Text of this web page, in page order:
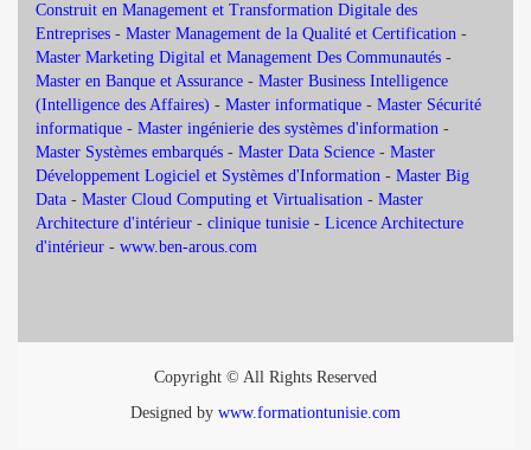
Construit en Management et Transformation Digitale des
Entreprises - Master Management de la Qualité et Certification -
Master Marketing Digital et Management Des Communautés -
Master en Banque et Assurance - Master Business Intelligence
(Intelligence des Affaires) - Master informatique - Master Sécurité
informatique - Master ingénierie des systèmes d'information -
Master Systèmes embarqués - Master Data Science - Master
Développement Logiciel et Systèmes d'Information - Master Big
Data - Master Cloud Computing et Virtualisation - Master
Architecture d'intérieur - clinique tunisie - Licence Architecture
d'intérieur - www.ben-arous.com
Copyright © All Rights Reserved
Designed by www.formationtunisie.com